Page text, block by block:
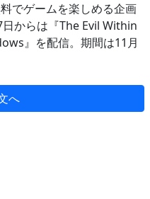
でゲームを楽しめる企画
からは『The Evil Within
』を配信。期間は11月
へ